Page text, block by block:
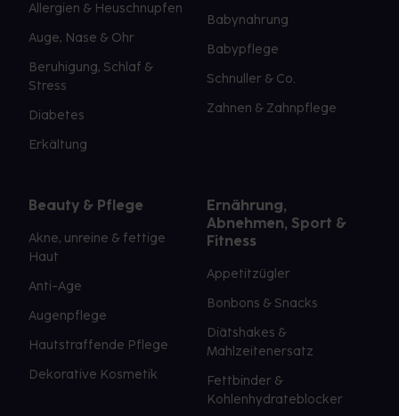
Allergien & Heuschnupfen
Auge, Nase & Ohr
Beruhigung, Schlaf &
Stress
Diabetes
Erkältung
Babynahrung
Babypflege
Schnuller & Co.
Zahnen & Zahnpflege
Beauty & Pflege
Akne, unreine & fettige
Haut
Anti-Age
Augenpflege
Hautstraffende Pflege
Dekorative Kosmetik
Ernährung,
Abnehmen, Sport &
Fitness
Appetitzügler
Bonbons & Snacks
Diätshakes &
Mahlzeitenersatz
Fettbinder &
Kohlenhydrateblocker